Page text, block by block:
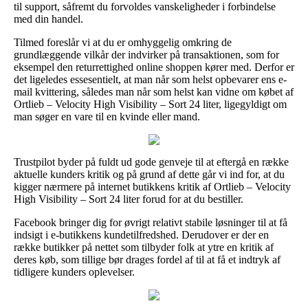
til support, såfremt du forvoldes vanskeligheder i forbindelse
med din handel.
Tilmed foreslår vi at du er omhyggelig omkring de
grundlæggende vilkår der indvirker på transaktionen, som for
eksempel den returrettighed online shoppen kører med. Derfor er
det ligeledes essesentielt, at man når som helst opbevarer ens e-
mail kvittering, således man når som helst kan vidne om købet af
Ortlieb – Velocity High Visibility – Sort 24 liter, ligegyldigt om
man søger en vare til en kvinde eller mand.
Trustpilot byder på fuldt ud gode genveje til at eftergå en række
aktuelle kunders kritik og på grund af dette går vi ind for, at du
kigger nærmere på internet butikkens kritik af Ortlieb – Velocity
High Visibility – Sort 24 liter forud for at du bestiller.
Facebook bringer dig for øvrigt relativt stabile løsninger til at få
indsigt i e-butikkens kundetilfredshed. Derudover er der en
række butikker på nettet som tilbyder folk at ytre en kritik af
deres køb, som tillige bør drages fordel af til at få et indtryk af
tidligere kunders oplevelser.